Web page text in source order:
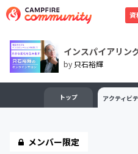
資
インスパイアリン
by 只石裕輝
トップ アクティビ
メンバー限定